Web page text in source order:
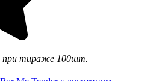
при тираже 100шт.